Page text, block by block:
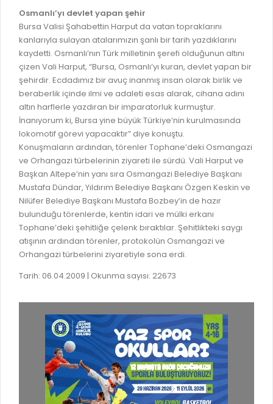
YÖNETİM SİSTEMLERİ
VİZYON & MİSYON
POLİTİKALARIMIZ
ENTEGRE YÖNETIM SISTEMI
KALITE BELGELERIMIZ
KVKK AYDINLATMA METNI
YÖNETMELIKLER / YÖNERGELER
KAMU HİZMET STANDARTLARI (KAHİS)
E-DEVLET KAPISI
NÖBETÇİ ECZANELER
HAL FİYATLARI
SANAL TURLAR
KURUMLAR
RUHSATLI HAFRİYAT ALANLARI
ŞİKAYET TAKİBİ (KURUMLAR)
MÜHENDİS, MİMAR VE SÜRVEYAN KAYITLARI (İLÇE
MÜHENDİS, MİMAR VE SÜRVEYAN KAYITLARI
VEFAT KAYDI GİRİŞİ (İLÇE BELEDİYELER)
YER SEÇİM BELGESİ, MOBİL VE SAHA DOLABI BAŞVURULARI
GÜNLÜK KAZI ÇALIŞMALARI
Osmanlı’yı devlet yapan şehir
Bursa Valisi Şahabettin Harput da vatan topraklarını
kanlarıyla sulayan atalarımızın şanlı bir tarih yazdıklarını
kaydetti. Osmanlı’nın Türk milletinin şerefi olduğunun altını
çizen Vali Harput, “Bursa, Osmanlı’yı kuran, devlet yapan bir
şehirdir. Ecdadımız bir avuç inanmış insan olarak birlik ve
beraberlik içinde ilmi ve adaleti esas alarak, cihana adını
altın harflerle yazdıran bir imparatorluk kurmuştur.
İnanıyorum ki, Bursa yine büyük Türkiye’nin kurulmasında
lokomotif görevi yapacaktır” diye konuştu.
Konuşmaların ardından, törenler Tophane’deki Osmangazi
ve Orhangazi türbelerinin ziyareti ile sürdü. Vali Harput ve
Başkan Altepe’nin yanı sıra Osmangazi Belediye Başkanı
Mustafa Dündar, Yıldırım Belediye Başkanı Özgen Keskin ve
Nilüfer Belediye Başkanı Mustafa Bozbey’in de hazır
bulunduğu törenlerde, kentin idari ve mülki erkanı
Tophane’deki şehitliğe çelenk bıraktılar. Şehitlikteki saygı
atışının ardından törenler, protokolün Osmangazi ve
Orhangazi türbelerini ziyaretiyle sona erdi.
Tarih: 06.04.2009 | Okunma sayısı: 22673